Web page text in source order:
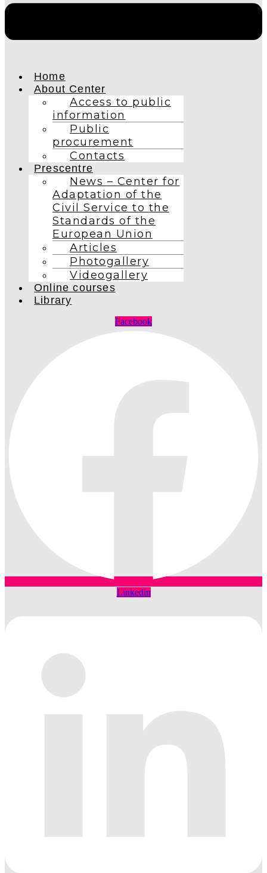
Home
About Center
Access to public
information
Public
procurement
Contacts
Prescentre
News – Center for
Adaptation of the
Civil Service to the
Standards of the
European Union
Articles
Photogallery
Videogallery
Online courses
Library
Facebook
Linkedin